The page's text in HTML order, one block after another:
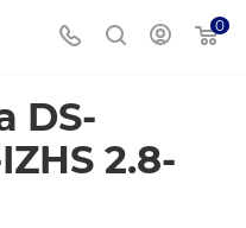
0
DS-
2.8-